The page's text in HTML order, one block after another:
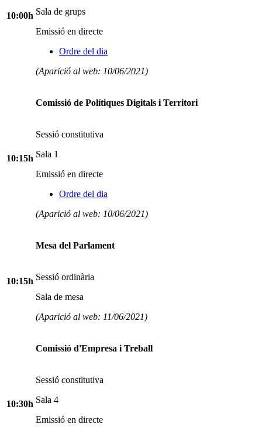
10:00h Sala de grups
Emissió en directe
Ordre del dia
(Aparició al web: 10/06/2021)
10:15h
Comissió de Polítiques Digitals i Territori
Sessió constitutiva
Sala 1
Emissió en directe
Ordre del dia
(Aparició al web: 10/06/2021)
10:15h
Mesa del Parlament
Sessió ordinària
Sala de mesa
(Aparició al web: 11/06/2021)
10:30h
Comissió d'Empresa i Treball
Sessió constitutiva
Sala 4
Emissió en directe